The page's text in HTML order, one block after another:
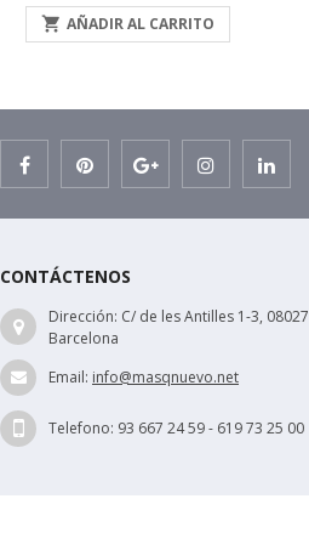
 AÑADIR AL CARRITO
CONTÁCTENOS
Dirección: C/ de les Antilles 1-3, 08027
Barcelona
Email: info@masqnuevo.net
Telefono: 93 667 24 59 - 619 73 25 00